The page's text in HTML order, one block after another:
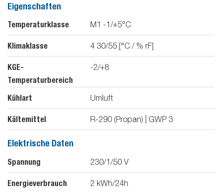
Eigenschaften
Temperaturklasse M1 -1/+5°C
Klimaklasse 4 30/55 [°C / % rF]
KGE-
Temperaturbereich
-2/+8
Kühlart Umluft
Kältemittel R-290 (Propan) | GWP 3
Elektrische Daten
Spannung 230/1/50 V
Energieverbrauch 2 kWh/24h